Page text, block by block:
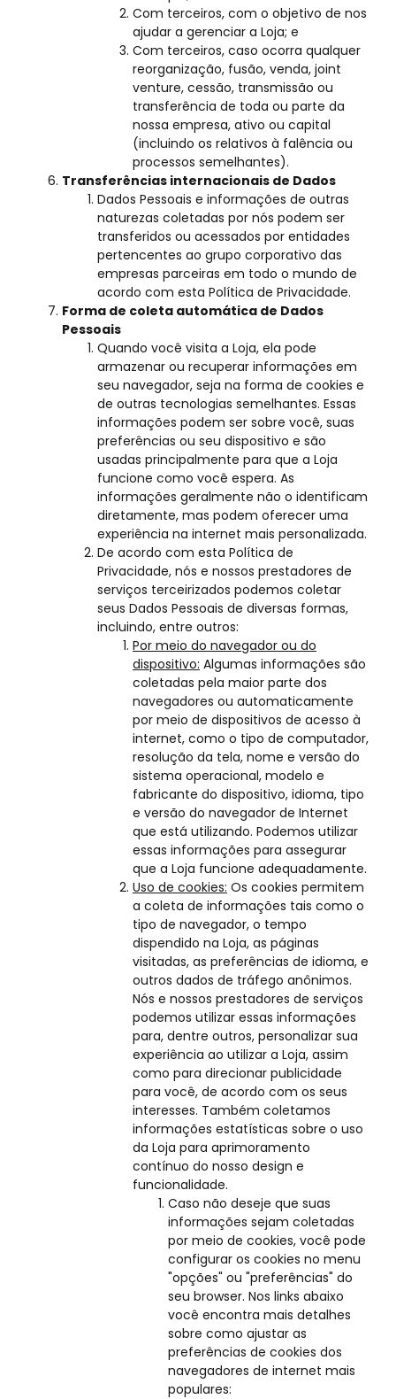
Com terceiros, com o objetivo de nos
ajudar a gerenciar a Loja; e
Com terceiros, caso ocorra qualquer
reorganização, fusão, venda, joint
venture, cessão, transmissão ou
transferência de toda ou parte da
nossa empresa, ativo ou capital
(incluindo os relativos à falência ou
processos semelhantes).
Transferências internacionais de Dados
Dados Pessoais e informações de outras
naturezas coletadas por nós podem ser
transferidos ou acessados por entidades
pertencentes ao grupo corporativo das
empresas parceiras em todo o mundo de
acordo com esta Política de Privacidade.
Forma de coleta automática de Dados
Pessoais
Quando você visita a Loja, ela pode
armazenar ou recuperar informações em
seu navegador, seja na forma de cookies e
de outras tecnologias semelhantes. Essas
informações podem ser sobre você, suas
preferências ou seu dispositivo e são
usadas principalmente para que a Loja
funcione como você espera. As
informações geralmente não o identificam
diretamente, mas podem oferecer uma
experiência na internet mais personalizada.
De acordo com esta Política de
Privacidade, nós e nossos prestadores de
serviços terceirizados podemos coletar
seus Dados Pessoais de diversas formas,
incluindo, entre outros:
Por meio do navegador ou do
dispositivo: Algumas informações são
coletadas pela maior parte dos
navegadores ou automaticamente
por meio de dispositivos de acesso à
internet, como o tipo de computador,
resolução da tela, nome e versão do
sistema operacional, modelo e
fabricante do dispositivo, idioma, tipo
e versão do navegador de Internet
que está utilizando. Podemos utilizar
essas informações para assegurar
que a Loja funcione adequadamente.
Uso de cookies: Os cookies permitem
a coleta de informações tais como o
tipo de navegador, o tempo
dispendido na Loja, as páginas
visitadas, as preferências de idioma, e
outros dados de tráfego anônimos.
Nós e nossos prestadores de serviços
podemos utilizar essas informações
para, dentre outros, personalizar sua
experiência ao utilizar a Loja, assim
como para direcionar publicidade
para você, de acordo com os seus
interesses. Também coletamos
informações estatísticas sobre o uso
da Loja para aprimoramento
contínuo do nosso design e
funcionalidade.
Caso não deseje que suas
informações sejam coletadas
por meio de cookies, você pode
configurar os cookies no menu
"opções" ou "preferências" do
seu browser. Nos links abaixo
você encontra mais detalhes
sobre como ajustar as
preferências de cookies dos
navegadores de internet mais
populares: